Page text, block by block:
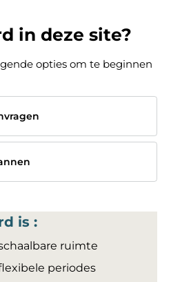
in deze site?
opties om te beginnen
is :
ruimte
periodes